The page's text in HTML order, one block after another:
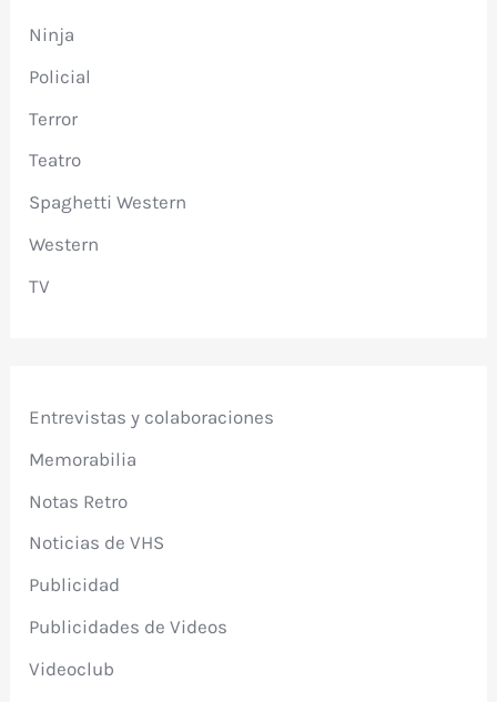
Ninja
Policial
Terror
Teatro
Spaghetti Western
Western
TV
Entrevistas y colaboraciones
Memorabilia
Notas Retro
Noticias de VHS
Publicidad
Publicidades de Videos
Videoclub